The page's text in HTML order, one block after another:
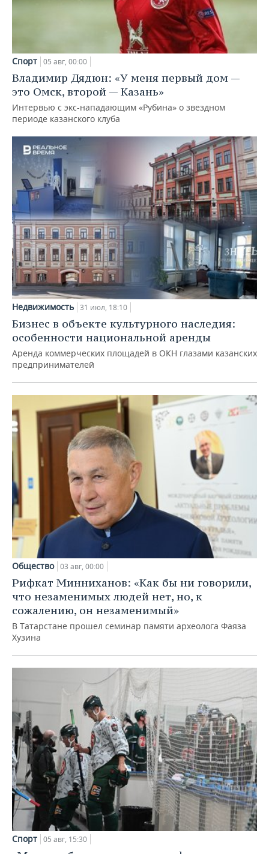
Спорт 05 авг, 00:00
Владимир Дядюн: «У меня первый дом —
это Омск, второй — Казань»
Интервью с экс-нападающим «Рубина» о звездном
периоде казанского клуба
Недвижимость 31 июл, 18:10
Бизнес в объекте культурного наследия:
особенности национальной аренды
Аренда коммерческих площадей в ОКН глазами казанских
предпринимателей
Общество 03 авг, 00:00
Рифкат Минниханов: «Как бы ни говорили,
что незаменимых людей нет, но, к
сожалению, он незаменимый»
В Татарстане прошел семинар памяти археолога Фаяза
Хузина
Спорт 05 авг, 15:30